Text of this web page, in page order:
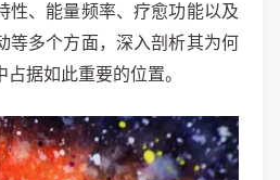
性、能量频率、疗愈功能以及
等多个方面，深入剖析其为何
据如此重要的位置。